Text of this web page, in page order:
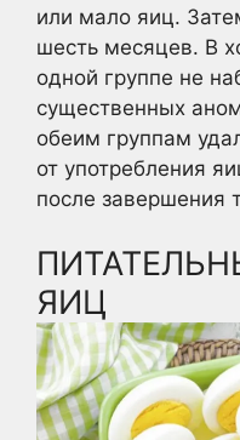
или мало яиц.
шесть месяцев. В
одной группе не
существенных
обеим группам
от употребления
после завершения
ЯИЦ